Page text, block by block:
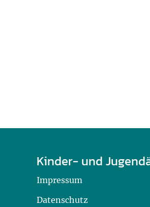
Kinder- und
Impressum
Datenschutz